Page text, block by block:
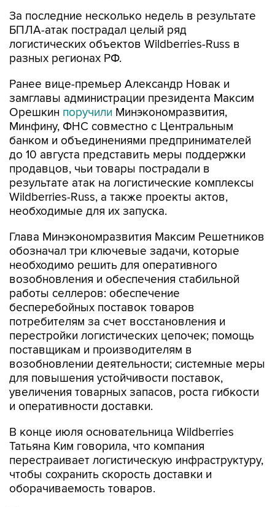
За последние несколько недель в результате
БПЛА-атак пострадал целый ряд
логистических объектов Wildberries-Russ в
разных регионах РФ.
Ранее вице-премьер Александр Новак и
замглавы администрации президента Максим
Орешкин поручили Минэкономразвития,
Минфину, ФНС совместно с Центральным
банком и объединениями предпринимателей
до 10 августа представить меры поддержки
продавцов, чьи товары пострадали в
результате атак на логистические комплексы
Wildberries-Russ, а также проекты актов,
необходимые для их запуска.
Глава Минэкономразвития Максим Решетников
обозначал три ключевые задачи, которые
необходимо решить для оперативного
возобновления и обеспечения стабильной
работы селлеров: обеспечение
бесперебойных поставок товаров
потребителям за счет восстановления и
перестройки логистических цепочек; помощь
поставщикам и производителям в
возобновлении деятельности; системные меры
для повышения устойчивости поставок,
увеличения товарных запасов, роста гибкости
и оперативности доставки.
В конце июля основательница Wildberries
Татьяна Ким говорила, что компания
перестраивает логистическую инфраструктуру,
чтобы сохранить скорость доставки и
оборачиваемость товаров.